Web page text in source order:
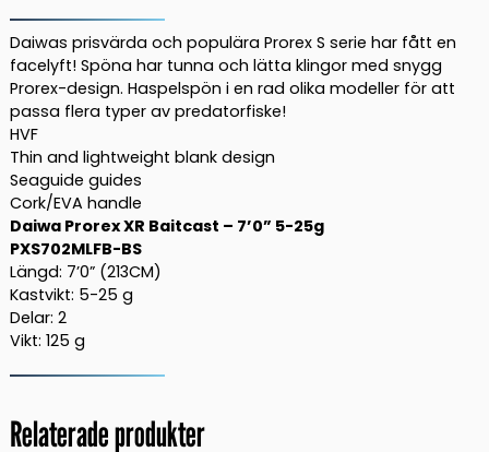
Baitcast
(multi)
7'0''
5-
25g
PXS702MLFB-
BS
mängd
Daiwas prisvärda och populära Prorex S serie har fått en
facelyft! Spöna har tunna och lätta klingor med snygg
Prorex-design. Haspelspön i en rad olika modeller för att
passa flera typer av predatorfiske!
HVF
Thin and lightweight blank design
Seaguide guides
Cork/EVA handle
Daiwa Prorex XR Baitcast – 7’0” 5-25g
PXS702MLFB-BS
Längd: 7’0” (213CM)
Kastvikt: 5-25 g
Delar: 2
Vikt: 125 g
Relaterade produkter